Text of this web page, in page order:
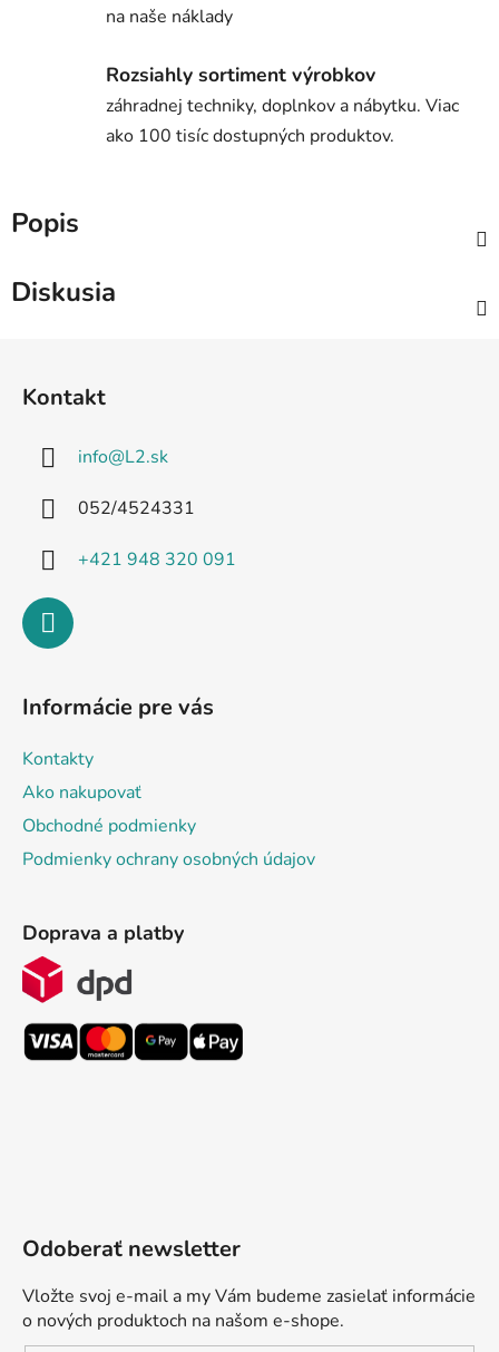
na naše náklady
Rozsiahly sortiment výrobkov
záhradnej techniky, doplnkov a nábytku. Viac
ako 100 tisíc dostupných produktov.
Popis
Diskusia
Kontakt
info@L2.sk
052/4524331
+421 948 320 091
Informácie pre vás
Kontakty
Ako nakupovať
Obchodné podmienky
Podmienky ochrany osobných údajov
Doprava a platby
Odoberať newsletter
Vložte svoj e-mail a my Vám budeme zasielať informácie
o nových produktoch na našom e-shope.